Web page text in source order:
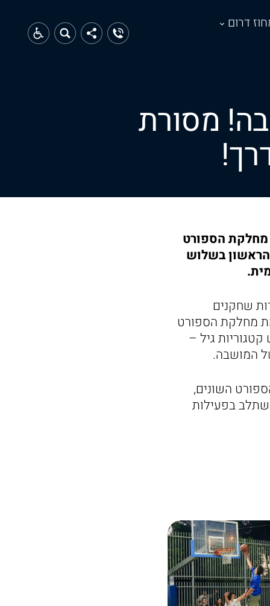
דרום
מסורת
מחלקת הספורט
הראשון בשלוש
שחקנים
מחלקת הספורט
גיל –
המושבה.
השונים,
בפעילות